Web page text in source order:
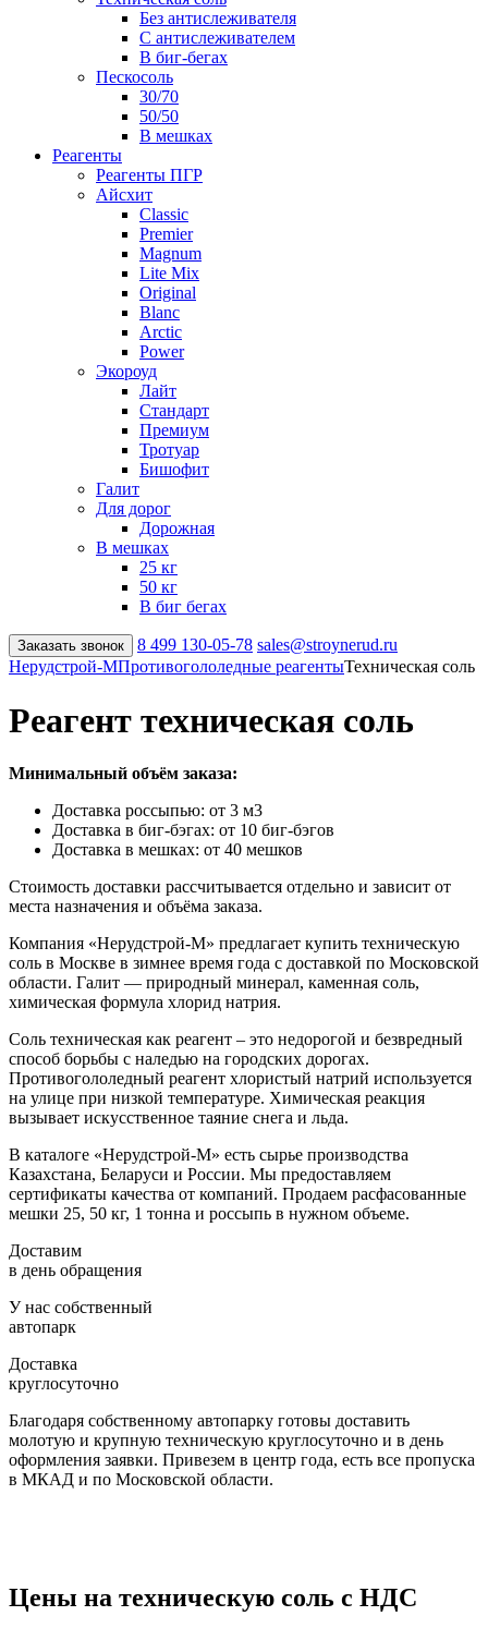
Без антислеживателя
С антислеживателем
В биг-бегах
Пескосоль
30/70
50/50
В мешках
Реагенты
Реагенты ПГР
Айсхит
Classic
Premier
Magnum
Lite Mix
Original
Blanc
Arctic
Power
Экороуд
Лайт
Стандарт
Премиум
Тротуар
Бишофит
Галит
Для дорог
Дорожная
В мешках
25 кг
50 кг
В биг бегах
Заказать звонок 8 499 130-05-78 sales@stroynerud.ru
Нерудстрой-МПротивогололедные реагентыТехническая соль
Реагент техническая соль
Минимальный объём заказа:
Доставка россыпью: от 3 м3
Доставка в биг-бэгах: от 10 биг-бэгов
Доставка в мешках: от 40 мешков
Стоимость доставки рассчитывается отдельно и зависит от
места назначения и объёма заказа.
Компания «Нерудстрой-М» предлагает купить техническую
соль в Москве в зимнее время года с доставкой по Московской
области. Галит — природный минерал, каменная соль,
химическая формула хлорид натрия.
Соль техническая как реагент – это недорогой и безвредный
способ борьбы с наледью на городских дорогах.
Противогололедный реагент хлористый натрий используется
на улице при низкой температуре. Химическая реакция
вызывает искусственное таяние снега и льда.
В каталоге «Нерудстрой-М» есть сырье производства
Казахстана, Беларуси и России. Мы предоставляем
сертификаты качества от компаний. Продаем расфасованные
мешки 25, 50 кг, 1 тонна и россыпь в нужном объеме.
Доставим
в день обращения
У нас собственный
автопарк
Доставка
круглосуточно
Благодаря собственному автопарку готовы доставить
молотую и крупную техническую круглосуточно и в день
оформления заявки. Привезем в центр года, есть все пропуска
в МКАД и по Московской области.
Цены на техническую соль с НДС